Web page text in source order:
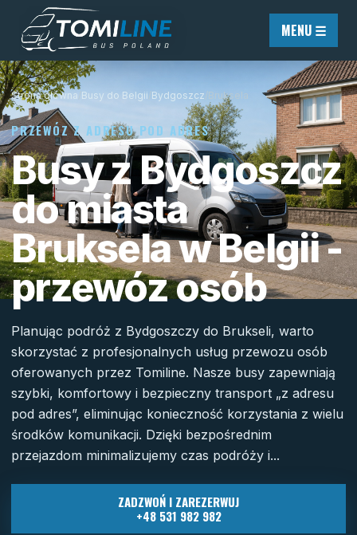
Przejdź do treści
MENU ☰
Strona główna Busy do Belgii Bydgoszcz/Bruksela
PRZEWÓZ Z ADRESU POD ADRES
Busy z Bydgoszcz
do miasta
Bruksela w Belgii -
przewóz osób
Planując podróż z Bydgoszczy do Brukseli, warto
skorzystać z profesjonalnych usług przewozu osób
oferowanych przez Tomiline. Nasze busy zapewniają
szybki, komfortowy i bezpieczny transport „z adresu
pod adres”, eliminując konieczność korzystania z wielu
środków komunikacji. Dzięki bezpośrednim
przejazdom minimalizujemy czas podróży i...
ZADZWOŃ I ZAREZERWUJ
+48 531 982 982